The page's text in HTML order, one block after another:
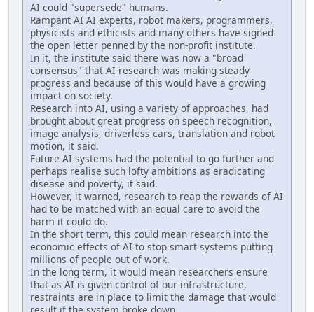
AI could "supersede" humans.
Rampant AI AI experts, robot makers, programmers,
physicists and ethicists and many others have signed
the open letter penned by the non-profit institute.
In it, the institute said there was now a "broad
consensus" that AI research was making steady
progress and because of this would have a growing
impact on society.
Research into AI, using a variety of approaches, had
brought about great progress on speech recognition,
image analysis, driverless cars, translation and robot
motion, it said.
Future AI systems had the potential to go further and
perhaps realise such lofty ambitions as eradicating
disease and poverty, it said.
However, it warned, research to reap the rewards of AI
had to be matched with an equal care to avoid the
harm it could do.
In the short term, this could mean research into the
economic effects of AI to stop smart systems putting
millions of people out of work.
In the long term, it would mean researchers ensure
that as AI is given control of our infrastructure,
restraints are in place to limit the damage that would